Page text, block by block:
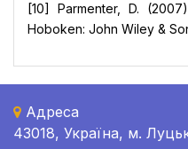
[10] Parmenter, D.
Hoboken: John Wiley &
Адреса
43018, Україна, м.